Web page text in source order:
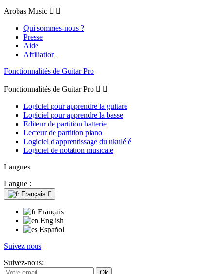
Arobas Music  
Qui sommes-nous ?
Presse
Aide
Affiliation
Fonctionnalités de Guitar Pro
Fonctionnalités de Guitar Pro  
Logiciel pour apprendre la guitare
Logiciel pour apprendre la basse
Editeur de partition batterie
Lecteur de partition piano
Logiciel d'apprentissage du ukulélé
Logiciel de notation musicale
Langues
Langue :
Français 
Français
English
Español
Suivez nous
Suivez-nous: